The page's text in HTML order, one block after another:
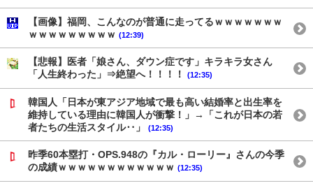
【画像】福岡、こんなのが普通に走ってるｗｗｗｗｗｗｗ
ｗｗｗｗｗｗｗｗｗ (12:39)
【悲報】医者「娘さん、ダウン症です」キラキラ女さん
「人生終わった」⇒絶望へ！！！！
(12:35)
韓国人「日本が東アジア地域で最も高い結婚率と出生率を
維持している理由に韓国人が衝撃！」→「これが日本の若
者たちの生活スタイル‥」
(12:35)
昨季60本塁打・OPS.948の『カル・ローリー』さんの今季
の成績ｗｗｗｗｗｗｗｗｗｗｗｗ (12:35)